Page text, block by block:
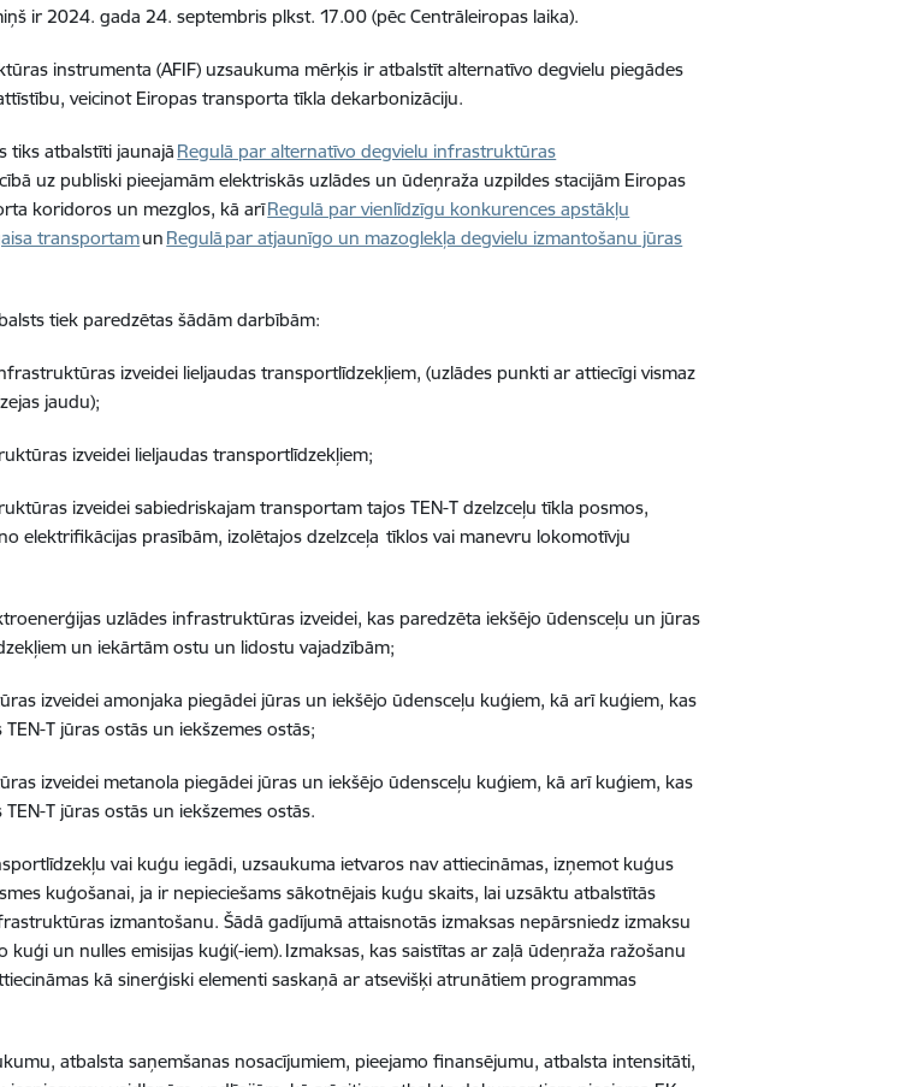
ir 2024. gada 24. septembris plkst. 17.00 (pēc Centrāleiropas laika).
instrumenta (AFIF) uzsaukuma mērķis ir atbalstīt alternatīvo degvielu piegādes
veicinot Eiropas transporta tīkla dekarbonizāciju.
tiks atbalstīti jaunajā Regulā par alternatīvo degvielu infrastruktūras
uz publiski pieejamām elektriskās uzlādes un ūdeņraža uzpildes stacijām Eiropas
koridoros un mezglos, kā arīRegulā par vienlīdzīgu konkurences apstākļu
transportamun Regulā par atjaunīgo un mazoglekļa degvielu izmantošanu jūras
tiek paredzētas šādām darbībām:
izveidei lieljaudas transportlīdzekļiem, (uzlādes punkti ar attiecīgi vismaz
jaudu);
izveidei lieljaudas transportlīdzekļiem;
izveidei sabiedriskajam transportam tajos TEN-T dzelzceļu tīkla posmos,
elektrifikācijas prasībām, izolētajos dzelzceļa tīklos vai manevru lokomotīvju
uzlādes infrastruktūras izveidei, kas paredzēta iekšējo ūdensceļu un jūras
un iekārtām ostu un lidostu vajadzībām;
izveidei amonjaka piegādei jūras un iekšējo ūdensceļu kuģiem, kā arī kuģiem, kas
T jūras ostās un iekšzemes ostās;
izveidei metanola piegādei jūras un iekšējo ūdensceļu kuģiem, kā arī kuģiem, kas
T jūras ostās un iekšzemes ostās.
vai kuģu iegādi, uzsaukuma ietvaros nav attiecināmas, izņemot kuģus
kuģošanai, ja ir nepieciešams sākotnējais kuģu skaits, lai uzsāktu atbalstītās
izmantošanu. Šādā gadījumā attaisnotās izmaksas nepārsniedz izmaksu
un nulles emisijas kuģi(-iem). Izmaksas, kas saistītas ar zaļā ūdeņraža ražošanu
kā sinerģiski elementi saskaņā ar atsevišķi atrunātiem programmas
atbalsta saņemšanas nosacījumiem, pieejamo finansējumu, atbalsta intensitāti,